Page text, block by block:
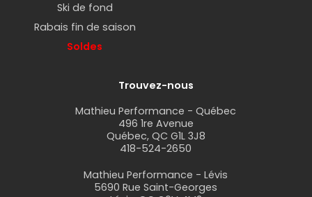
Ski de fond
Rabais fin de saison
Soldes
Trouvez-nous
Mathieu Performance - Québec
496 1re Avenue
Québec, QC G1L 3J8
418-524-2650
Mathieu Performance - Lévis
5690 Rue Saint-Georges